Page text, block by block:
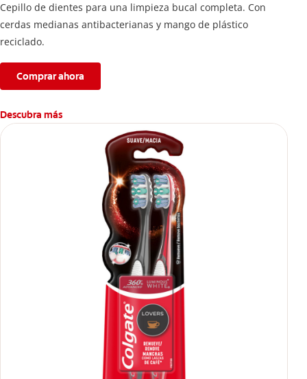
Cepillo de dientes para una limpieza bucal completa. Con
cerdas medianas antibacterianas y mango de plástico
reciclado.
Comprar ahora
Descubra más